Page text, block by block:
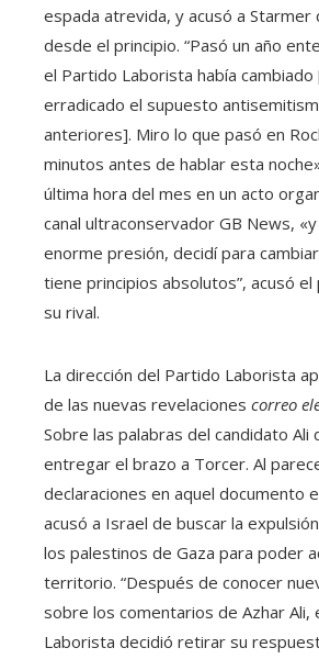
espada atrevida, y acusó a
desde el principio. “Pasó un año
el Partido Laborista había cambiado
erradicado el supuesto
anteriores]. Miro lo que pasó en
minutos antes de hablar esta
última hora del mes en un acto
canal ultraconservador GB News,
enorme presión, decidí para
tiene principios absolutos”, acusó
su rival.
La dirección del Partido Laborista
de las nuevas revelaciones correo
Sobre las palabras del candidato Ali
entregar el brazo a Torcer. Al
declaraciones en aquel documento
acusó a Israel de buscar la
los palestinos de Gaza para poder
territorio. “Después de conocer
sobre los comentarios de Azhar Ali,
Laborista decidió retirar su